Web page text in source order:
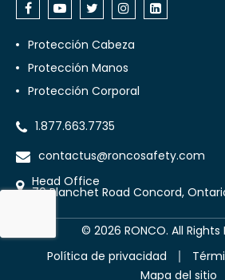
Protección Cabeza
Protección Manos
Protección Corporal
1.877.663.7735
contactus@roncosafety.com
Head Office
70 Planchet Road Concord,
© 2026 RONCO. All Rights
Política de privacidad
Mapa del sitio